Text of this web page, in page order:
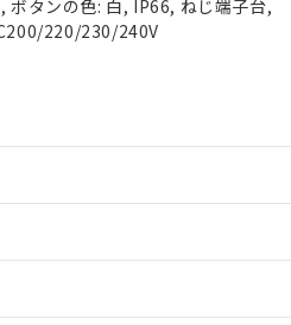
タンの色: 白, IP66, ねじ端子台,
220/230/240V